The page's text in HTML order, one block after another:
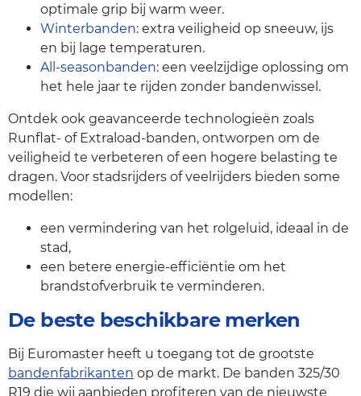
optimale grip bij warm weer.
Winterbanden: extra veiligheid op sneeuw, ijs
en bij lage temperaturen.
All-seasonbanden: een veelzijdige oplossing om
het hele jaar te rijden zonder bandenwissel.
Ontdek ook geavanceerde technologieën zoals
Runflat- of Extraload-banden, ontworpen om de
veiligheid te verbeteren of een hogere belasting te
dragen. Voor stadsrijders of veelrijders bieden some
modellen:
een vermindering van het rolgeluid, ideaal in de
stad,
een betere energie-efficiëntie om het
brandstofverbruik te verminderen.
De beste beschikbare merken
Bij Euromaster heeft u toegang tot de grootste
bandenfabrikanten op de markt. De banden 325/30
R19 die wij aanbieden profiteren van de nieuwste